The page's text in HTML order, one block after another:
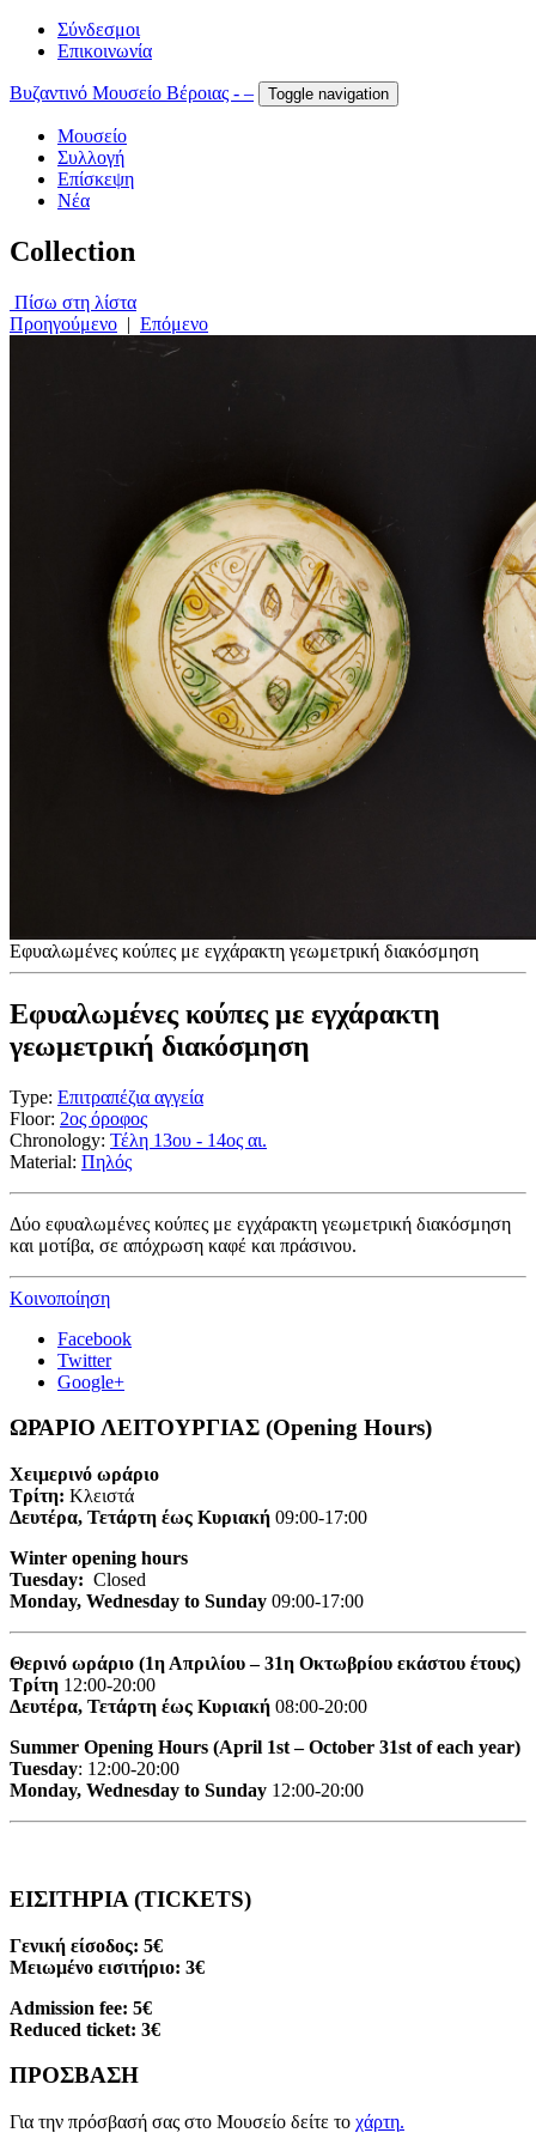
Σύνδεσμοι
Επικοινωνία
Βυζαντινό Μουσείο Βέροιας - – Toggle navigation
Μουσείο
Συλλογή
Επίσκεψη
Νέα
Collection
Πίσω στη λίστα
Προηγούμενο | Επόμενο
Εφυαλωμένες κούπες με εγχάρακτη γεωμετρική διακόσμηση
Εφυαλωμένες κούπες με εγχάρακτη
γεωμετρική διακόσμηση
Type: Επιτραπέζια αγγεία
Floor: 2ος όροφος
Chronology: Τέλη 13ου - 14ος αι.
Material: Πηλός
Δύο εφυαλωμένες κούπες με εγχάρακτη γεωμετρική διακόσμηση
και μοτίβα, σε απόχρωση καφέ και πράσινου.
Κοινοποίηση
Facebook
Twitter
Google+
ΩΡΑΡΙΟ ΛΕΙΤΟΥΡΓΙΑΣ (Opening Hours)
Χειμερινό ωράριο
Τρίτη: Κλειστά
Δευτέρα, Τετάρτη έως Κυριακή 09:00-17:00
Winter opening hours
Tuesday: Closed
Monday, Wednesday to Sunday 09:00-17:00
Θερινό ωράριο (1η Απριλίου – 31η Οκτωβρίου εκάστου έτους)
Τρίτη 12:00-20:00
Δευτέρα, Τετάρτη έως Κυριακή 08:00-20:00
Summer Opening Hours (April 1st – October 31st of each year)
Tuesday: 12:00-20:00
Monday, Wednesday to Sunday 12:00-20:00
ΕΙΣΙΤΗΡΙΑ (TICKETS)
Γενική είσοδος: 5€
Μειωμένο εισιτήριο: 3€
Admission fee: 5€
Reduced ticket: 3€
ΠΡΟΣΒΑΣΗ
Για την πρόσβασή σας στο Μουσείο δείτε το χάρτη.